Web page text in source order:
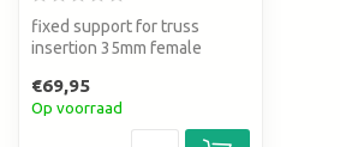
fixed support for truss
insertion 35mm female
€69,95
Op voorraad